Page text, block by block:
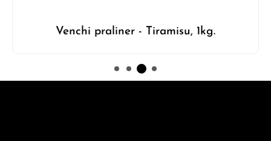
Venchi praliner - Tiramisu, 1kg.